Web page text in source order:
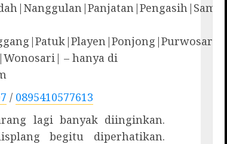
– hanya di
/ 0895410577613
lagi banyak diinginkan.
begitu diperhatikan.